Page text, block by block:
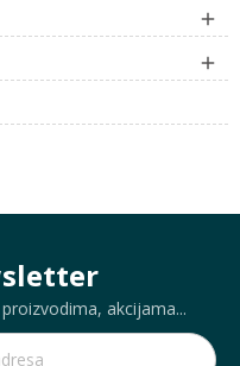


akcijama...